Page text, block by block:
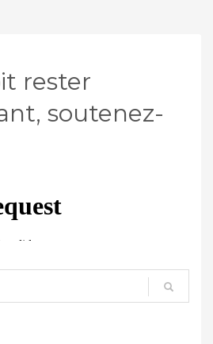
rester
soutenez-